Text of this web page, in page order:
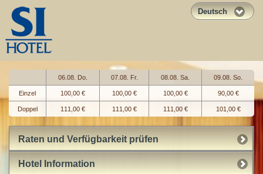
Deutsch
06.08. Do. 07.08. Fr. 08.08. Sa. 09.08. So.
Einzel 100,00 € 100,00 € 100,00 € 90,00 €
Doppel 111,00 € 111,00 € 111,00 € 101,00 €
Raten und Verfügbarkeit prüfen
Hotel Information